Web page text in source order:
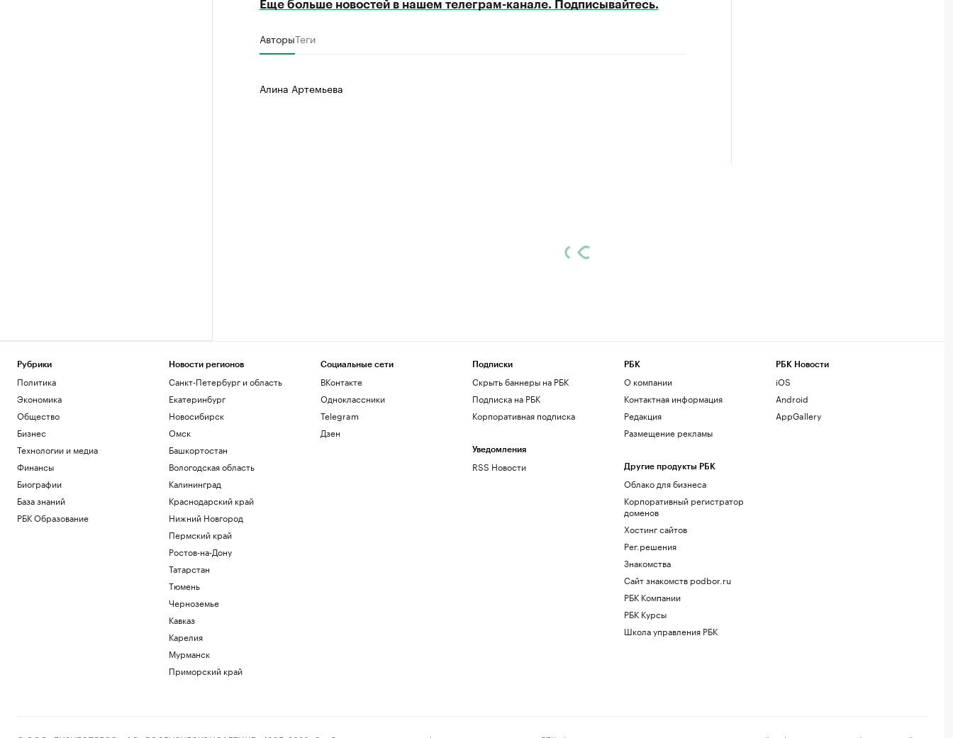
Еще больше новостей в нашем телеграм-канале. Подписывайтесь.
АвторыТеги
Алина Артемьева
Рубрики
Политика
Экономика
Общество
Бизнес
Технологии и медиа
Финансы
Биографии
База знаний
РБК Образование
Новости регионов
Санкт-Петербург и область
Екатеринбург
Новосибирск
Омск
Башкортостан
Вологодская область
Калининград
Краснодарский край
Нижний Новгород
Пермский край
Ростов-на-Дону
Татарстан
Тюмень
Черноземье
Кавказ
Карелия
Мурманск
Приморский край
Социальные сети
ВКонтакте
Одноклассники
Telegram
Дзен
Подписки
Скрыть баннеры на РБК
Подписка на РБК
Корпоративная подписка
Уведомления
RSS Новости
РБК
О компании
Контактная информация
Редакция
Размещение рекламы
Другие продукты РБК
Облако для бизнеса
Корпоративный регистратор
доменов
Хостинг сайтов
Рег.решения
Знакомства
Сайт знакомств podbor.ru
РБК Компании
РБК Курсы
Школа управления РБК
РБК Новости
iOS
Android
AppGallery